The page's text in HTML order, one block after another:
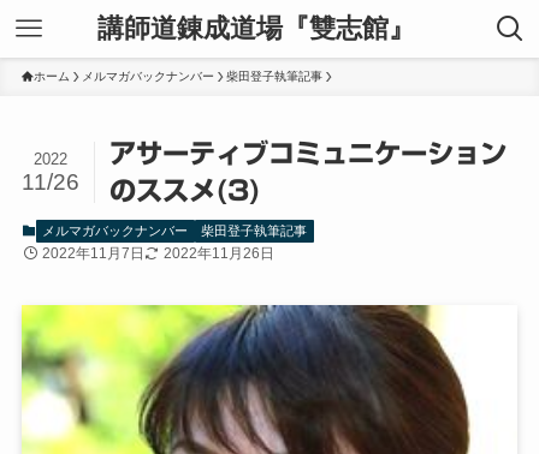
講師道錬成道場『雙志館』
ホーム メルマガバックナンバー 柴田登子執筆記事
アサーティブコミュニケーション
のススメ(3)
2022
11/26
メルマガバックナンバー 柴田登子執筆記事
2022年11月7日 2022年11月26日